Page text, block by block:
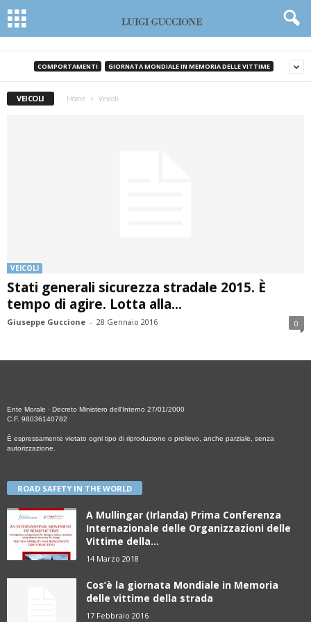
COMPORTAMENTI GIORNATA MONDIALE IN MEMORIA DELLE VITTIME
VEICOLI Home Veicoli
VEICOLI
Stati generali sicurezza stradale 2015. È
tempo di agire. Lotta alla...
Giuseppe Guccione - 28 Gennaio 2016 0
Ente Morale · Decreto Ministero dell’Interno 27/01/2000
C.F. 98036140782
È espressamente vietato ogni tipo di riproduzione o prelievo, anche parziale, senza
autorizzazione.
ROAD SAFETY IN THE WORLD
A Mullingar (Irlanda) Prima Conferenza
Internazionale delle Organizzazioni delle
Vittime della...
14 Marzo 2018
Cos’è la giornata Mondiale in Memoria
delle vittime della strada
17 Febbraio 2016